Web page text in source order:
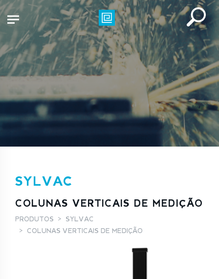
SYLVAC
COLUNAS VERTICAIS DE MEDIÇÃO
PRODUTOS
SYLVAC
COLUNAS VERTICAIS DE MEDIÇÃO